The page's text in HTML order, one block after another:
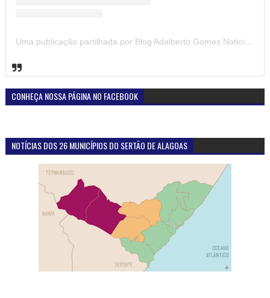
Uma publicação partilhada por Blog Adalberto Gomes Noticias (@blogadalbertogomesnoticiass)
CONHEÇA NOSSA PÁGINA NO FACEBOOK
NOTÍCIAS DOS 26 MUNICÍPIOS DO SERTÃO DE ALAGOAS